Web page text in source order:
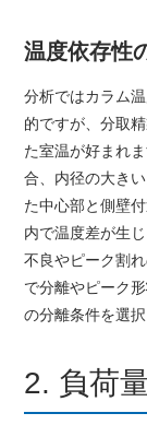
温度依存性
分析ではカラム
的ですが、分取
た室温が好まれ
合、内径の大き
た中心部と側壁
内で温度差が生
不良やピーク割
で分離やピーク
の分離条件を選択
2. 負荷